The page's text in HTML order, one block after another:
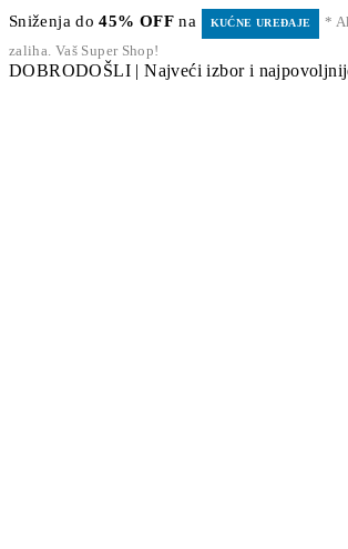
Sniženja do45% OFF na KUĆNE UREĐAJE
*
zaliha. Vaš Super Shop!
DOBRODOŠLI | Najveći izbor i